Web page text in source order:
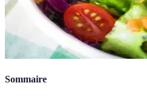
Sommaire